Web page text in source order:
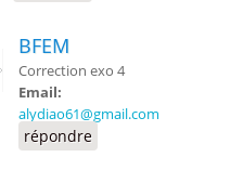
BFEM
Correction exo 4
Email:
alydiao61@gmail.com
répondre